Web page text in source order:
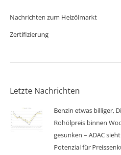
Nachrichten zum Heizölmarkt
Zertifizierung
Letzte Nachrichten
Benzin etwas billiger,
Rohölpreis binnen
gesunken – ADAC
Potenzial für